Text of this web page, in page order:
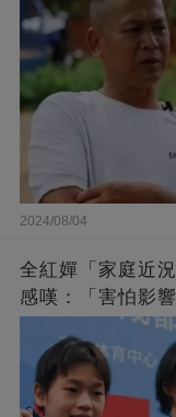
2024/08/04
全紅嬋「家庭近
感嘆：「害怕影